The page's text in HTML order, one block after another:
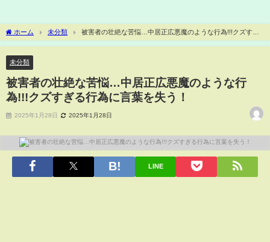
ホーム 未分類
被害者の壮絶な苦悩…中居正広悪魔のような行為!!!クズすぎ
る行為に言葉を失う！
未分類
被害者の壮絶な苦悩…中居正広悪魔のような行
為!!!クズすぎる行為に言葉を失う！
2025年1月28日 2025年1月28日
LINE